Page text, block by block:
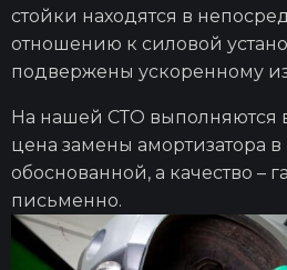
стойки находятся в
отношению к силовой
подвержены ускоренному
На нашей СТО выполняются
цена замены амортизатора в
обоснованной, а качество –
письменно.